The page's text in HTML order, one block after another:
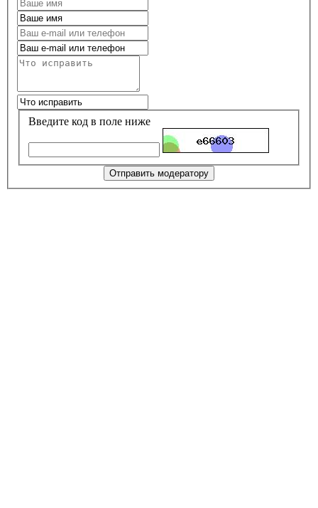
Введите код в поле ниже
Отправить модератору